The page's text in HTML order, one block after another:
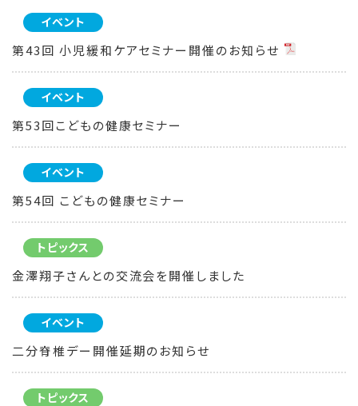
イベント
第43回 小児緩和ケアセミナー開催のお知らせ
イベント
第53回こどもの健康セミナー
イベント
第54回 こどもの健康セミナー
トピックス
金澤翔子さんとの交流会を開催しました
イベント
二分脊椎デー開催延期のお知らせ
トピックス